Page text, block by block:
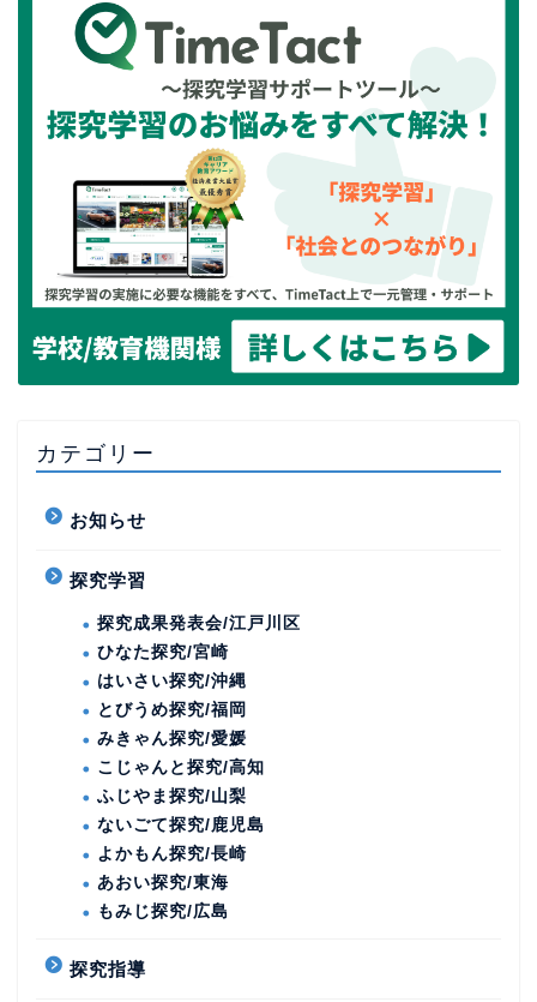
カテゴリー
お知らせ
探究学習
探究成果発表会/江戸川区
ひなた探究/宮崎
はいさい探究/沖縄
とびうめ探究/福岡
みきゃん探究/愛媛
こじゃんと探究/高知
ふじやま探究/山梨
ないごて探究/鹿児島
よかもん探究/長崎
あおい探究/東海
もみじ探究/広島
探究指導